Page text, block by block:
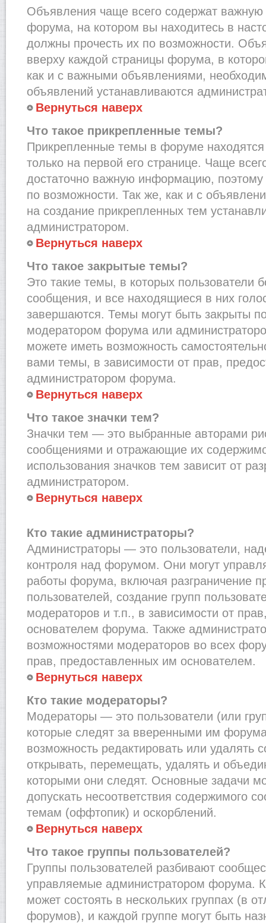
Объявления чаще всего содержат
форума, на котором вы находитесь в
должны прочесть их по возможности.
вверху каждой страницы форума, в
как и с важными объявлениями,
объявлений устанавливаются
Вернуться наверх
Что такое прикрепленные темы?
Прикрепленные темы в форуме
только на первой его странице. Чаще
достаточно важную информацию,
по возможности. Так же, как и с
на создание прикрепленных тем
администратором.
Вернуться наверх
Что такое закрытые темы?
Это такие темы, в которых пользователи
сообщения, и все находящиеся в них
завершаются. Темы могут быть закрыты
модератором форума или
можете иметь возможность
вами темы, в зависимости от прав,
администратором форума.
Вернуться наверх
Что такое значки тем?
Значки тем — это выбранные авторами
сообщениями и отражающие их
использования значков тем зависит от
администратором.
Вернуться наверх
Кто такие администраторы?
Администраторы — это пользователи,
контроля над форумом. Они могут
работы форума, включая разграничение
пользователей, создание групп
модераторов и т.п., в зависимости от
основателем форума. Также
возможностями модераторов во всех
прав, предоставленных им основателем.
Вернуться наверх
Кто такие модераторы?
Модераторы — это пользователи (или
которые следят за вверенными им
возможность редактировать или удалять
открывать, перемещать, удалять и
которыми они следят. Основные задачи
допускать несоответствия содержимого
темам (оффтопик) и оскорблений.
Вернуться наверх
Что такое группы пользователей?
Группы пользователей разбивают
управляемые администратором форума.
может состоять в нескольких группах (в
форумов), и каждой группе могут быть